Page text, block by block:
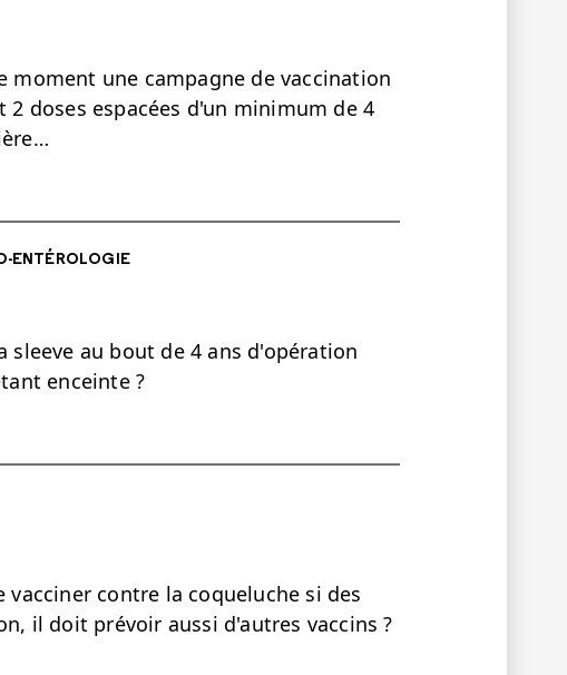
moment une campagne de vaccination
doses espacées d'un minimum de 4
ENTÉROLOGIE
au bout de 4 ans d'opération
enceinte ?
contre la coqueluche si des
il doit prévoir aussi d'autres vaccins ?